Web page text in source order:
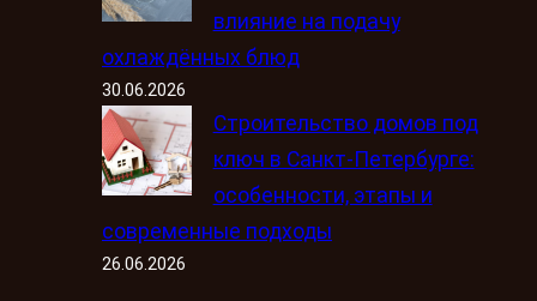
влияние на подачу
охлаждённых блюд
30.06.2026
Строительство домов под
ключ в Санкт-Петербурге:
особенности, этапы и
современные подходы
26.06.2026